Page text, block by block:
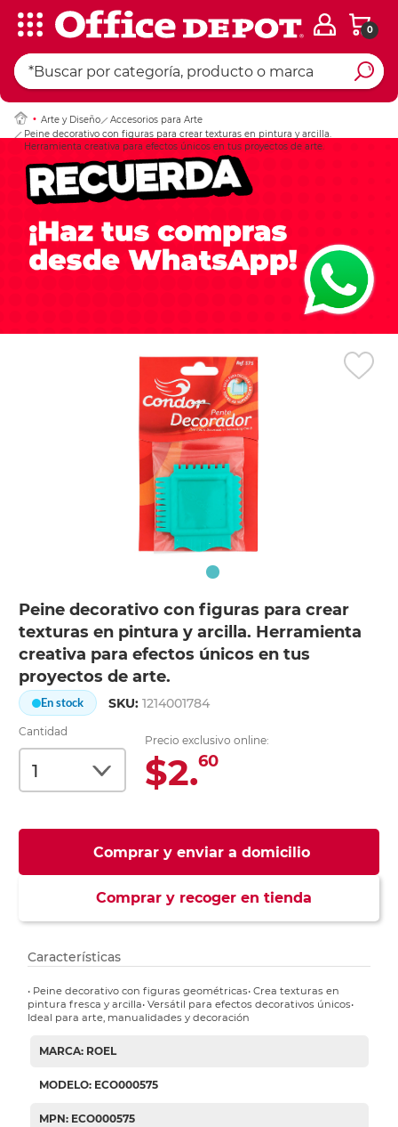
0
Arte y Diseño
Accesorios para Arte
Peine decorativo con figuras para crear texturas en pintura y arcilla.
Herramienta creativa para efectos únicos en tus proyectos de arte.
Peine decorativo con figuras para crear
texturas en pintura y arcilla. Herramienta
creativa para efectos únicos en tus
proyectos de arte.
En stock SKU:1214001784
Cantidad
Precio exclusivo online:
$2.60
Comprar y enviar a domicilio
Comprar y recoger en tienda
Ingresar Codigo
Características
• Peine decorativo con figuras geométricas• Crea texturas en
pintura fresca y arcilla• Versátil para efectos decorativos únicos•
Ideal para arte, manualidades y decoración
MARCA: ROEL
MODELO: ECO000575
MPN: ECO000575